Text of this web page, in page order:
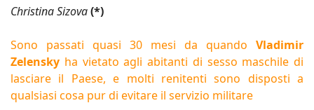
Christina Sizova(*)
Sono passati quasi 30 mesi da quando Vladimir
Zelensky ha vietato agli abitanti di sesso maschile di
lasciare il Paese, e molti renitenti sono disposti a
qualsiasi cosa pur di evitare il servizio militare